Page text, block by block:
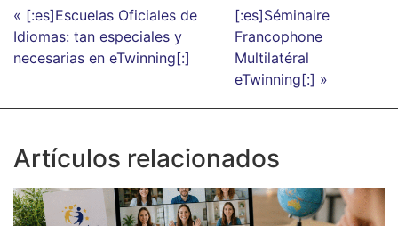
« [:es]Escuelas Oficiales de
Idiomas: tan especiales y
necesarias en eTwinning[:]
[:es]Séminaire
Francophone
Multilatéral
eTwinning[:] »
Artículos relacionados